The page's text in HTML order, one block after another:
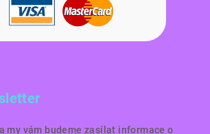
my vám budeme zasílat informace o